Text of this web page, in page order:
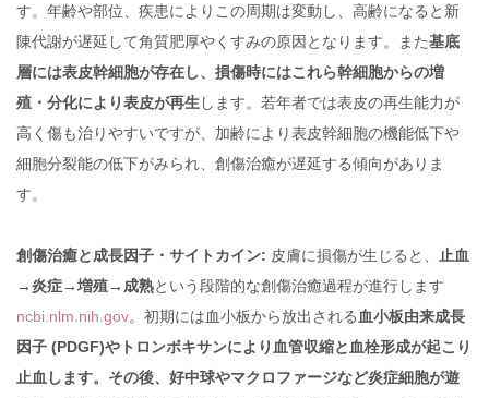
す。年齢や部位、疾患によりこの周期は変動し、高齢になると新
陳代謝が遅延して角質肥厚やくすみの原因となります。また基底
層には表皮幹細胞が存在し、損傷時にはこれら幹細胞からの増
殖・分化により表皮が再生 します。若年者では表皮の再生能力が
高く傷も治りやすいですが、加齢により表皮幹細胞の機能低下や
細胞分裂能の低下がみられ、創傷治癒が遅延する傾向がありま
す。
創傷治癒と成長因子・サイトカイン: 皮膚に損傷が生じると、
止血
→炎症→増殖→成熟という段階的な創傷治癒過程が進行します
ncbi.nlm.nih.gov。初期には血小板から放出される 血小板由来成長
因子 (PDGF)やトロンボキサンにより血管収縮と血栓形成が起こり
止血します。その後、好中球やマクロファージなど炎症細胞が遊